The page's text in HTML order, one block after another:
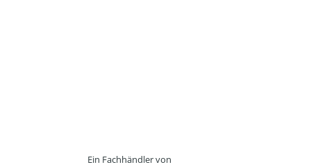
Ein Fachhändler von